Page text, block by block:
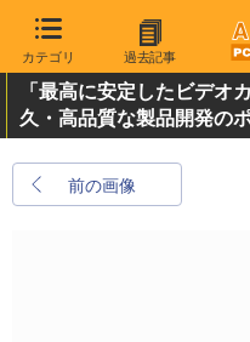
カテゴリ 過去記事
「最高に安定したビデオ
久・高品質な製品開発の
前の画像